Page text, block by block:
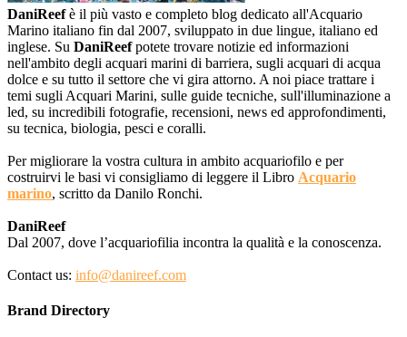
DaniReefè il più vasto e completo blog dedicato all'Acquario
Marino italiano fin dal 2007, sviluppato in due lingue, italiano ed
inglese. Su DaniReefpotete trovare notizie ed informazioni
nell'ambito degli acquari marini di barriera, sugli acquari di acqua
dolce e su tutto il settore che vi gira attorno. A noi piace trattare i
temi sugli Acquari Marini, sulle guide tecniche, sull'illuminazione a
led, su incredibili fotografie, recensioni, news ed approfondimenti,
su tecnica, biologia, pesci e coralli.
Per migliorare la vostra cultura in ambito acquariofilo e per
costruirvi le basi vi consigliamo di leggere il Libro Acquario
marino, scritto da Danilo Ronchi.
DaniReef
Dal 2007, dove l’acquariofilia incontra la qualità e la conoscenza.
Contact us: info@danireef.com
Brand Directory